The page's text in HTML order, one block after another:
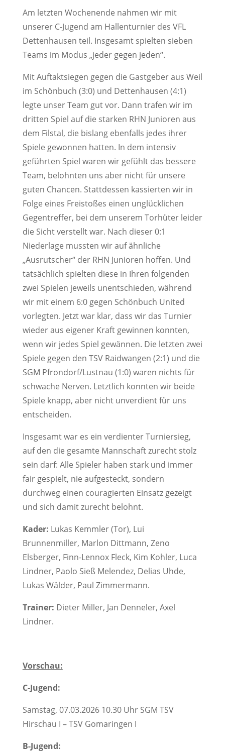
Am letzten Wochenende nahmen wir mit
unserer C-Jugend am Hallenturnier des VFL
Dettenhausen teil. Insgesamt spielten sieben
Teams im Modus „jeder gegen jeden“.
Mit Auftaktsiegen gegen die Gastgeber aus Weil
im Schönbuch (3:0) und Dettenhausen (4:1)
legte unser Team gut vor. Dann trafen wir im
dritten Spiel auf die starken RHN Junioren aus
dem Filstal, die bislang ebenfalls jedes ihrer
Spiele gewonnen hatten. In dem intensiv
geführten Spiel waren wir gefühlt das bessere
Team, belohnten uns aber nicht für unsere
guten Chancen. Stattdessen kassierten wir in
Folge eines Freistoßes einen unglücklichen
Gegentreffer, bei dem unserem Torhüter leider
die Sicht verstellt war. Nach dieser 0:1
Niederlage mussten wir auf ähnliche
„Ausrutscher“ der RHN Junioren hoffen. Und
tatsächlich spielten diese in Ihren folgenden
zwei Spielen jeweils unentschieden, während
wir mit einem 6:0 gegen Schönbuch United
vorlegten. Jetzt war klar, dass wir das Turnier
wieder aus eigener Kraft gewinnen konnten,
wenn wir jedes Spiel gewännen. Die letzten zwei
Spiele gegen den TSV Raidwangen (2:1) und die
SGM Pfrondorf/Lustnau (1:0) waren nichts für
schwache Nerven. Letztlich konnten wir beide
Spiele knapp, aber nicht unverdient für uns
entscheiden.
Insgesamt war es ein verdienter Turniersieg,
auf den die gesamte Mannschaft zurecht stolz
sein darf: Alle Spieler haben stark und immer
fair gespielt, nie aufgesteckt, sondern
durchweg einen couragierten Einsatz gezeigt
und sich damit zurecht belohnt.
Kader: Lukas Kemmler (Tor), Lui
Brunnenmiller, Marlon Dittmann, Zeno
Elsberger, Finn-Lennox Fleck, Kim Kohler, Luca
Lindner, Paolo Sieß Melendez, Delias Uhde,
Lukas Wälder, Paul Zimmermann.
Trainer: Dieter Miller, Jan Denneler, Axel
Lindner.
Vorschau:
C-Jugend:
Samstag, 07.03.2026 10.30 Uhr SGM TSV
Hirschau I – TSV Gomaringen I
B-Jugend: